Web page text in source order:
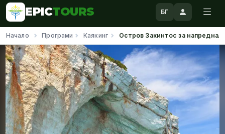
EPICTOURS БГ
Начало Програми Каякинг Остров Закинтос за